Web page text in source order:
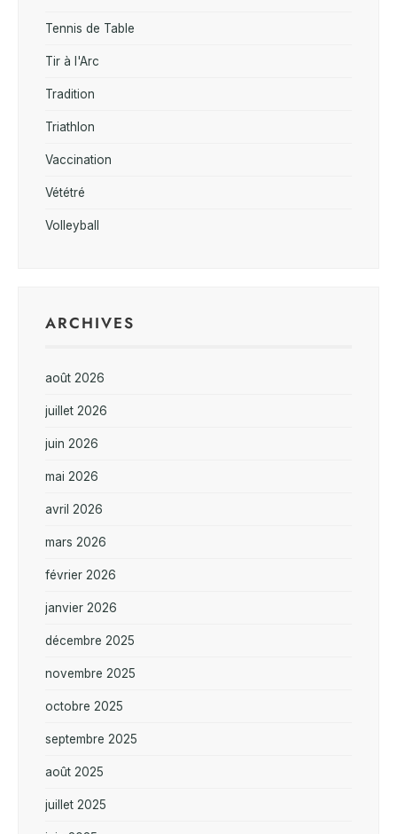
Tennis de Table
Tir à l'Arc
Tradition
Triathlon
Vaccination
Vététré
Volleyball
ARCHIVES
août 2026
juillet 2026
juin 2026
mai 2026
avril 2026
mars 2026
février 2026
janvier 2026
décembre 2025
novembre 2025
octobre 2025
septembre 2025
août 2025
juillet 2025